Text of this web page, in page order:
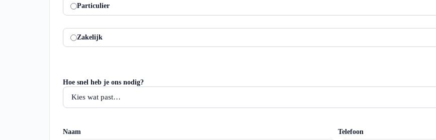
Particulier
Zakelijk
Hoe snel heb je ons nodig?
Naam Telefoon